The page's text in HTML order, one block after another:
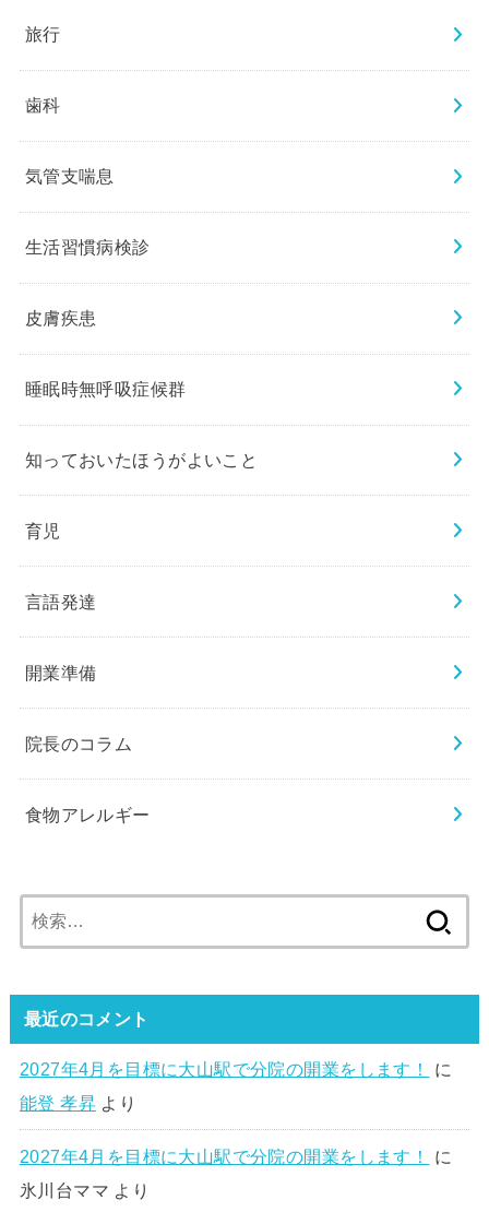
旅行
歯科
気管支喘息
生活習慣病検診
皮膚疾患
睡眠時無呼吸症候群
知っておいたほうがよいこと
育児
言語発達
開業準備
院長のコラム
食物アレルギー
索:
最近のコメント
2027年4月を目標に大山駅で分院の開業をします！
に
能登 孝昇より
2027年4月を目標に大山駅で分院の開業をします！
に
氷川台ママ より